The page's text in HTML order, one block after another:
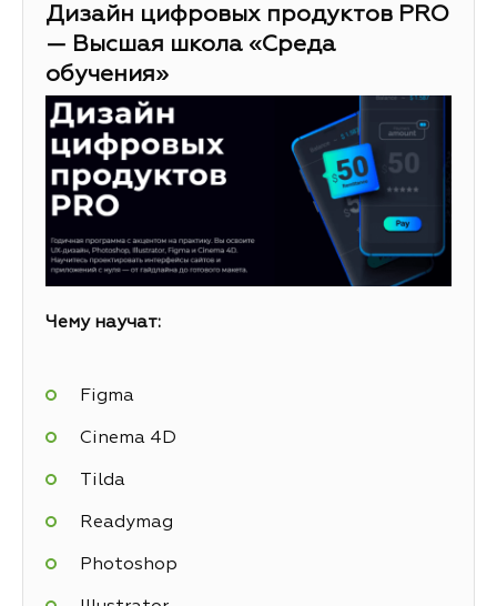
Дизайн цифровых продуктов PRO
— Высшая школа «Среда
обучения»
Чему научат:
Figma
Cinema 4D
Tilda
Readymag
Photoshop